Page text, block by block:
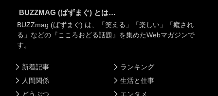
BUZZMAG (ばずまぐ) とは…
BUZZmag (ばずまぐ) は、「笑える」「楽しい」「癒され
る」などの『こころおどる話題』を集めたWebマガジンで
す。
新着記事
人間関係
どうぶつ
ランキング
生活と仕事
エンタメ